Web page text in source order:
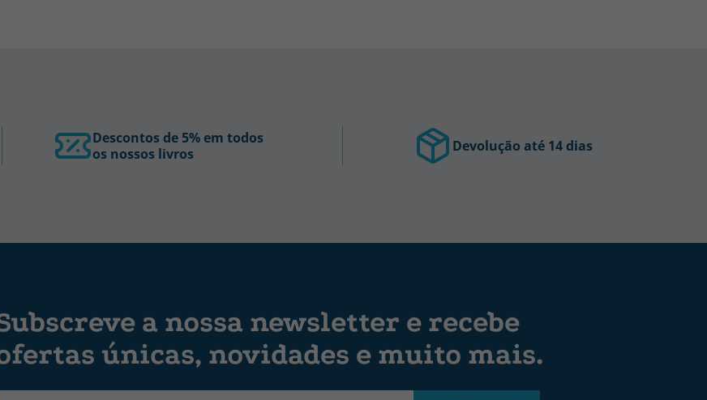
Descontos de 5% em todos
os nossos livros
Devolução até 14 dias
a nossa newsletter e recebe
únicas, novidades e muito mais.